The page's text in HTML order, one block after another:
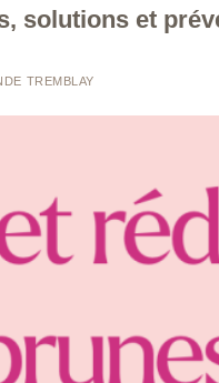
solutions et
TREMBLAY